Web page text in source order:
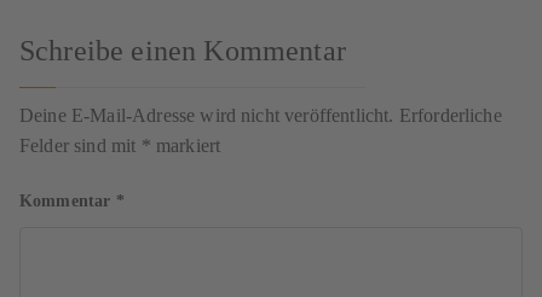
Schreibe einen Kommentar
Deine E-Mail-Adresse wird nicht veröffentlicht. Erforderliche
Felder sind mit * markiert
Kommentar *